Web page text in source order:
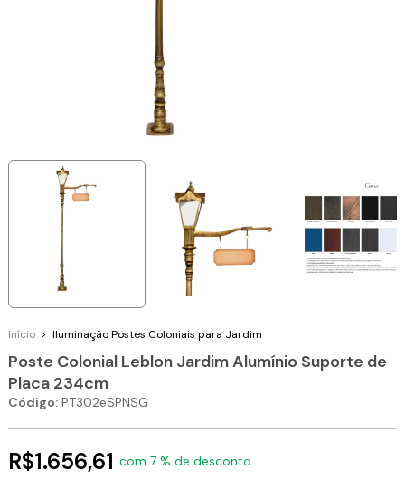
Início > Iluminação Postes Coloniais para Jardim
Poste Colonial Leblon Jardim Alumínio Suporte de
Placa 234cm
Código: PT302eSPNSG
R$1.656,61 com 7 % de desconto